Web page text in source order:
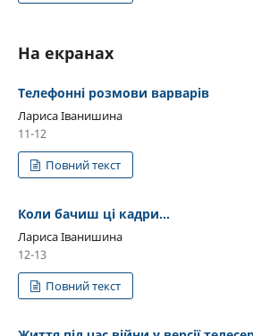
На екранах
Телефонні розмови варварів
Лариса Іванишина
11-12
Повний текст
Коли бачиш ці кадри…
Лариса Іванишина
12-13
Повний текст